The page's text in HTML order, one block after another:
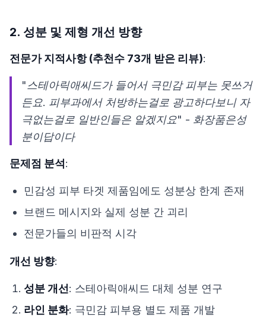
2. 성분 및 제형 개선 방향
전문가 지적사항 (추천수 73개 받은 리뷰):
"스테아릭애씨드가 들어서 극민감 피부는 못쓰거
든요. 피부과에서 처방하는걸로 광고하다보니 자
극없는걸로 일반인들은 알겠지요" - 화장품은성
분이답이다
문제점 분석 :
민감성 피부 타겟 제품임에도 성분상 한계 존재
브랜드 메시지와 실제 성분 간 괴리
전문가들의 비판적 시각
개선 방향:
성분 개선 : 스테아릭애씨드 대체 성분 연구
라인 분화: 극민감 피부용 별도 제품 개발